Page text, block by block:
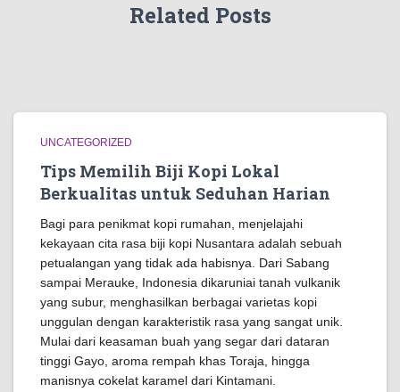
Related Posts
UNCATEGORIZED
Tips Memilih Biji Kopi Lokal
Berkualitas untuk Seduhan Harian
Bagi para penikmat kopi rumahan, menjelajahi
kekayaan cita rasa biji kopi Nusantara adalah sebuah
petualangan yang tidak ada habisnya. Dari Sabang
sampai Merauke, Indonesia dikaruniai tanah vulkanik
yang subur, menghasilkan berbagai varietas kopi
unggulan dengan karakteristik rasa yang sangat unik.
Mulai dari keasaman buah yang segar dari dataran
tinggi Gayo, aroma rempah khas Toraja, hingga
manisnya cokelat karamel dari Kintamani.